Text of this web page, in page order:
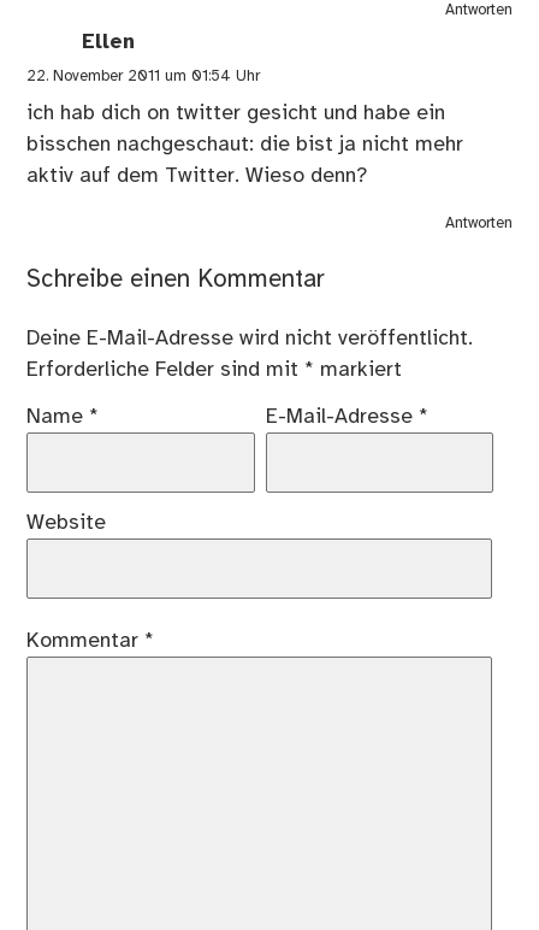
Antworten
Ellen
22. November 2011 um 01:54 Uhr
ich hab dich on twitter gesicht und habe ein
bisschen nachgeschaut: die bist ja nicht mehr
aktiv auf dem Twitter. Wieso denn?
Antworten
Schreibe einen Kommentar
Deine E-Mail-Adresse wird nicht veröffentlicht.
Erforderliche Felder sind mit * markiert
Name * E-Mail-Adresse *
Website
Kommentar *